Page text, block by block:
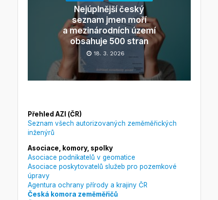
Nejúplnější český
seznam jmen moří
a mezinárodních území
obsahuje 500 stran
18. 3. 2026
Přehled AZI (ČR)
Seznam všech autorizovaných zeměměřických
inženýrů
Asociace, komory, spolky
Asociace podnikatelů v geomatice
Asociace poskytovatelů služeb pro pozemkové
úpravy
Agentura ochrany přírody a krajiny ČR
Česká komora zeměměřičů